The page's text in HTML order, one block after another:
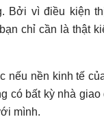
Bởi vì điều kiện
chỉ cần là thật
nếu nền kinh tế
có bất kỳ nhà
mình.